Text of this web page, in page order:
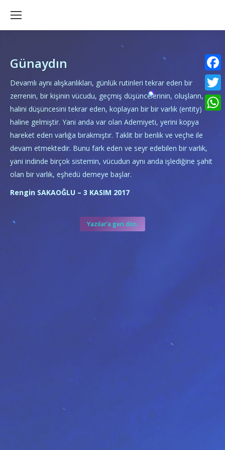
Günaydın
Devamlı aynı alışkanlıkları, günlük rutinleri tekrar eden bir
zerrenin, bir kişinin vücudu, geçmiş düşüncelerinin, oluşların,
halini düşüncesini tekrar eden, koplayan bir bir varlık (entity)
haline gelmiştir. Yani anda var olan Ademiyeti, yerini kopya
hareket eden varlığa bırakmıştır. Taklit bir benlik ve veçhe ile
devam etmektedir. Bunu fark eden ve seyr edebilen bir varlık,
yani indinde birçok sistemin, vücudun aynı anda işlediğine şahit
olan bir varlık, eşhedü demeye başlar.
Rengin SAKAOĞLU – 3 KASIM 2017
Yazılar’a geri dön.